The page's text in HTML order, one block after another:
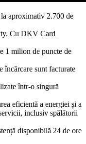
aproximativ 2.700 de
Cu DKV Card
1 milion de puncte de
încărcare sunt facturate
într-o singură
eficientă a energiei și a
inclusiv spălătorii
disponibilă 24 de ore